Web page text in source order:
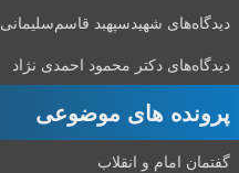
دیدگاه‌های شهید‌سپهبد قاسم‌سلیمانی
دیدگاه‌های دکتر محمود احمدی نژاد
پرونده های موضوعی
گفتمان امام و انقلاب